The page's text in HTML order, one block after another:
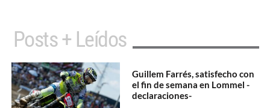
Posts + Leídos
Guillem Farrés, satisfecho con
el fin de semana en Lommel -
declaraciones-